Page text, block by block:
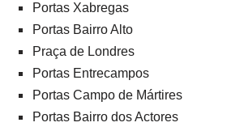
Portas Xabregas
Portas Bairro Alto
Praça de Londres
Portas Entrecampos
Portas Campo de Mártires
Portas Bairro dos Actores